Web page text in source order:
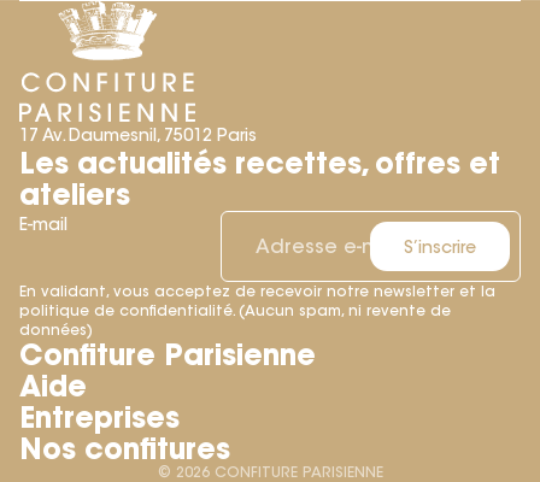
17 Av. Daumesnil, 75012 Paris
Les actualités recettes, offres et
ateliers
E-mail
S’inscrire
En validant, vous acceptez de recevoir notre newsletter et la
politique de confidentialité. (Aucun spam, ni revente de
données)
Confiture Parisienne
Aide
Entreprises
Nos confitures
© 2026 CONFITURE PARISIENNE
Politique de remboursement
Politique de confidentialité
Conditions d’utilisation
Conditions générales de vente
Mentions légales